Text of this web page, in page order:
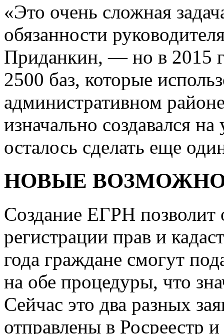
«Это очень сложная
обязанности
Приданкин, — но в 2015
2500 баз, которые
административном
изначально создавался
осталось сделать еще
НОВЫЕ
Создание ЕГРН позволит
регистрации прав и
года граждане смогут
на обе процедуры, что
Сейчас это два разных
отправлены в Росреестр